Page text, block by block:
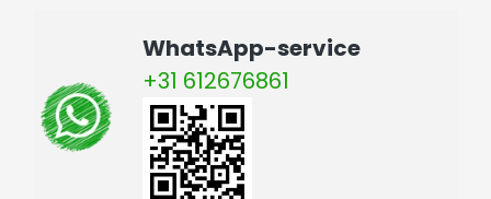
WhatsApp-service
+31 612676861